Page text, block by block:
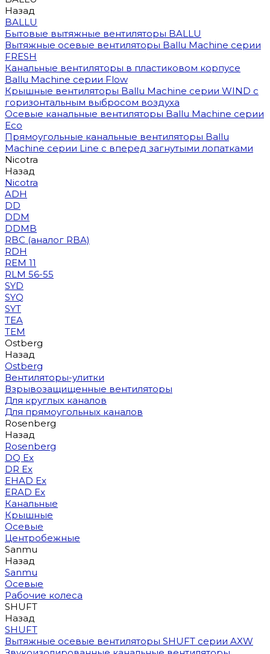
Назад
BALLU
Бытовые вытяжные вентиляторы BALLU
Вытяжные осевые вентиляторы Ballu Machine серии
FRESH
Канальные вентиляторы в пластиковом корпусе
Ballu Machine серии Flow
Крышные вентиляторы Ballu Machine серии WIND с
горизонтальным выбросом воздуха
Осевые канальные вентиляторы Ballu Machine серии
Eco
Прямоугольные канальные вентиляторы Ballu
Machine серии Line с вперед загнутыми лопатками
Nicotra
Назад
Nicotra
ADH
DD
DDM
DDMB
RBC (аналог RBA)
RDH
REM 11
RLM 56-55
SYD
SYQ
SYT
TEA
TEM
Ostberg
Назад
Ostberg
Вентиляторы-улитки
Взрывозащищенные вентиляторы
Для круглых каналов
Для прямоугольных каналов
Rosenberg
Назад
Rosenberg
DQ Ex
DR Ex
EHAD Ex
ERAD Ex
Канальные
Крышные
Осевые
Центробежные
Sanmu
Назад
Sanmu
Осевые
Рабочие колеса
SHUFT
Назад
SHUFT
Вытяжные осевые вентиляторы SHUFT серии AXW